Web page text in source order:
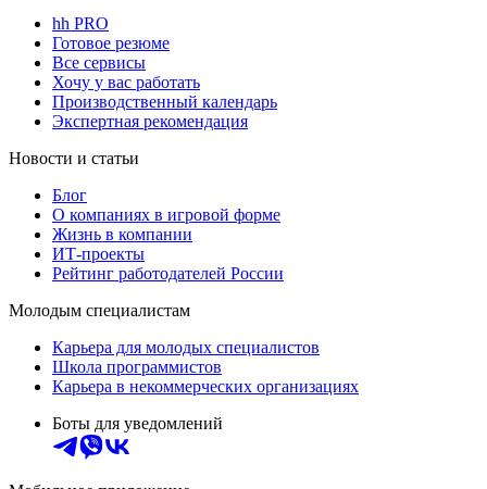
hh PRO
Готовое резюме
Все сервисы
Хочу у вас работать
Производственный календарь
Экспертная рекомендация
Новости и статьи
Блог
О компаниях в игровой форме
Жизнь в компании
ИТ-проекты
Рейтинг работодателей России
Молодым специалистам
Карьера для молодых специалистов
Школа программистов
Карьера в некоммерческих организациях
Боты для уведомлений